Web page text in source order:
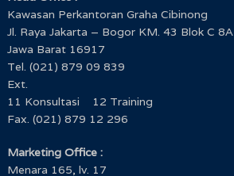
Kawasan Perkantoran Graha Cibinong
Jl. Raya Jakarta – Bogor KM. 43 Blok C 8A
Jawa Barat 16917
Tel. (021) 879 09 839
Ext.
11 Konsultasi 12 Training
Fax. (021) 879 12 296
Marketing Office :
Menara 165, lv. 17